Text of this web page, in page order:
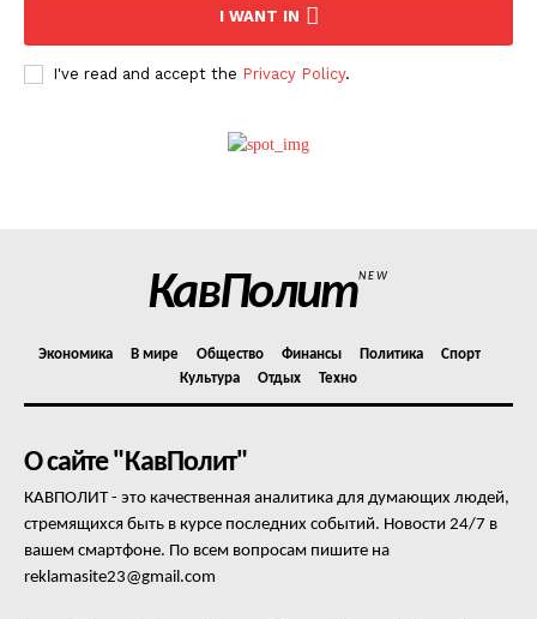
Контакты
I WANT IN
I've read and accept the Privacy Policy.
КавПолитNEW
Экономика В мире Общество Финансы Политика
Спорт
Культура
Отдых Техно
О сайте "КавПолит"
КАВПОЛИТ - это качественная аналитика для думающих людей,
стремящихся быть в курсе последних событий. Новости 24/7 в
вашем смартфоне. По всем вопросам пишите на
reklamasite23@gmail.com